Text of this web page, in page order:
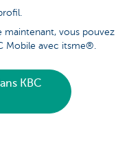
maintenant, vous pouvez
Mobile avec itsme®.
KBC